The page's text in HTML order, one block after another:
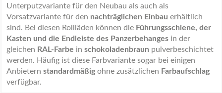
Unterputzvariante für den Neubau als auch als
Vorsatzvariante für den nachträglichen Einbau erhältlich
sind. Bei diesen Rollläden können die Führungsschiene, der
Kasten und die Endleiste des Panzerbehanges in der
gleichen RAL-Farbe in schokoladenbraun pulverbeschichtet
werden. Häufig ist diese Farbvariante sogar bei einigen
Anbietern standardmäßig ohne zusätzlichen Farbaufschlag
verfügbar.